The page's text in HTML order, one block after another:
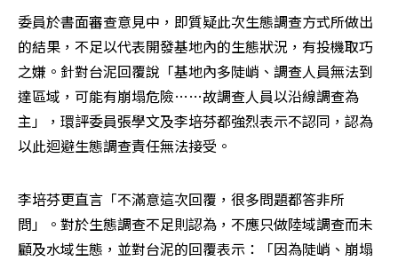
委員於書面審查意見中，即質疑此次生態調查方式所做出
的結果，不足以代表開發基地內的生態狀況，有投機取巧
之嫌。針對台泥回覆說「基地內多陡峭、調查人員無法到
達區域，可能有崩塌危險……故調查人員以沿線調查為
主」，環評委員張學文及李培芬都強烈表示不認同，認為
以此迴避生態調查責任無法接受。
李培芬更直言「不滿意這次回覆，很多問題都答非所
問」。對於生態調查不足則認為，不應只做陸域調查而未
顧及水域生態，並對台泥的回覆表示：「因為陡峭、崩塌